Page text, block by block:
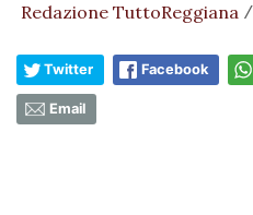
Redazione TuttoReggiana /
Twitter Facebook
Email